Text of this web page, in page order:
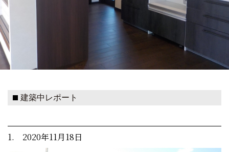
建築中レポート
1. 2020年11月18日